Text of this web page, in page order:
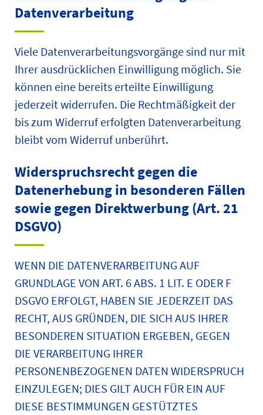
Datenverarbeitung
Viele Datenverarbeitungsvorgänge sind nur mit
Ihrer ausdrücklichen Einwilligung möglich. Sie
können eine bereits erteilte Einwilligung
jederzeit widerrufen. Die Rechtmäßigkeit der
bis zum Widerruf erfolgten Datenverarbeitung
bleibt vom Widerruf unberührt.
Widerspruchsrecht gegen die
Datenerhebung in besonderen Fällen
sowie gegen Direktwerbung (Art. 21
DSGVO)
WENN DIE DATENVERARBEITUNG AUF
GRUNDLAGE VON ART. 6 ABS. 1 LIT. E ODER F
DSGVO ERFOLGT, HABEN SIE JEDERZEIT DAS
RECHT, AUS GRÜNDEN, DIE SICH AUS IHRER
BESONDEREN SITUATION ERGEBEN, GEGEN
DIE VERARBEITUNG IHRER
PERSONENBEZOGENEN DATEN WIDERSPRUCH
EINZULEGEN; DIES GILT AUCH FÜR EIN AUF
DIESE BESTIMMUNGEN GESTÜTZTES